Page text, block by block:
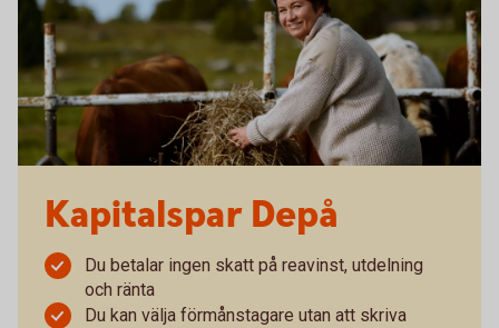
Kapitalspar Depå
Du betalar ingen skatt på reavinst, utdelning
och ränta
Du kan välja förmånstagare utan att skriva